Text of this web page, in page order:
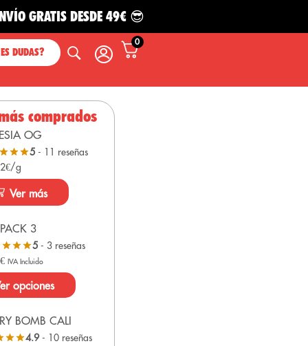
DESDE 49€ 😎
DUDAS?
0
comprados
OG
5- 11 reseñas
2€/g
Ver más
3
5- 3 reseñas
€ IVA Incluido
opciones
BOMB CALI
4.9- 10 reseñas